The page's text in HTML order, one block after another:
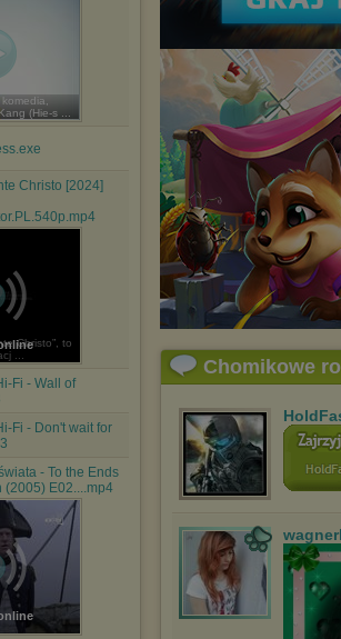
(Hie-s ...
Christo [2024]
Christo”, to
...
Fi - Wall of
Fi - Don't wait for
- To the Ends
(2005) E02....mp4
Chomikowe